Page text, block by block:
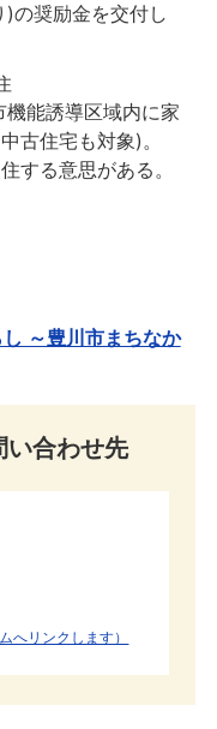
)の奨励金を交付し
能誘導区域内に家
古住宅も対象)。
する意思がある。
～豊川市まちなか
い合わせ先
へリンクします）